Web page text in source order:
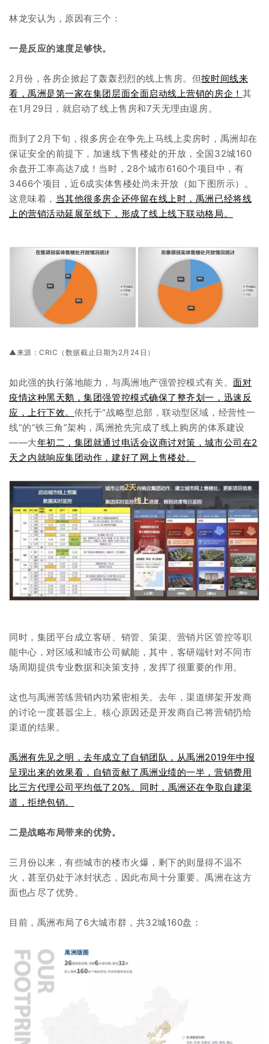
林龙安认为，原因有三个：
一是反应的速度足够快。
2月份，各房企掀起了轰轰烈烈的线上售房。但按时间线来
看，禹洲是第一家在集团层面全面启动线上营销的房企！ 其
在1月29日，就启动了线上售房和7天无理由退房。
而到了2月下旬，很多房企在争先上马线上卖房时，禹洲却在
保证安全的前提下，加速线下售楼处的开放，全国32城160
余盘开工率高达7成！当时，28个城市6160个项目中，有
3466个项目，近6成实体售楼处尚未开放（如下图所示）。
这意味着， 当其他很多房企还停留在线上时，禹洲已经将线
上的营销活动延展至线下，形成了线上线下联动格局。
▲来源：CRIC（数据截止日期为2月24日）
如此强的执行落地能力，与禹洲地产强管控模式有关。面对
疫情这种黑天鹅，集团强管控模式确保了整齐划一，迅速反
应，上行下效。 依托于“战略型总部，联动型区域，经营性一
线”的“铁三角”架构，禹洲抢先完成了线上购房的体系建设
——大年初二，集团就通过电话会议商讨对策，城市公司在2
天之内就响应集团动作，建好了网上售楼处。
同时，集团平台成立客研、销管、策渠、营销片区管控等职
能中心，对区域和城市公司赋能，其中，客研端针对不同市
场周期提供专业数据和决策支持，发挥了很重要的作用。
这也与禹洲苦练营销内功紧密相关。去年，渠道绑架开发商
的讨论一度甚嚣尘上。核心原因还是开发商自己将营销扔给
渠道的结果。
禹洲有先见之明，去年成立了自销团队，从禹洲2019年中报
呈现出来的效果看，自销贡献了禹洲业绩的一半，营销费用
比三方代理公司平均低了20%。同时，禹洲还在争取自建渠
道，拒绝包销。
二是战略布局带来的优势。
三月份以来，有些城市的楼市火爆，剩下的则显得不温不
火，甚至仍处于冰封状态，因此布局十分重要。禹洲在这方
面也占尽了优势。
目前，禹洲布局了6大城市群，共32城160盘：